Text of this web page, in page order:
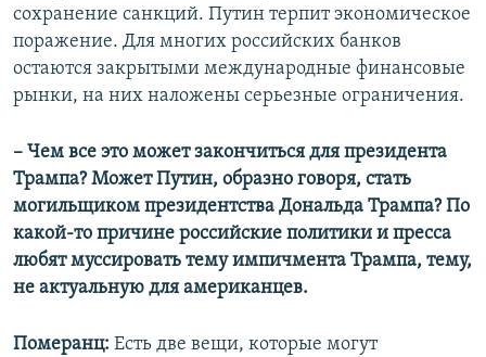
сохранение санкций. Путин терпит экономическое
поражение. Для многих российских банков
остаются закрытыми международные финансовые
рынки, на них наложены серьезные ограничения.
– Чем все это может закончиться для президента
Трампа? Может Путин, образно говоря, стать
могильщиком президентства Дональда Трампа? По
какой-то причине российские политики и пресса
любят муссировать тему импичмента Трампа, тему,
не актуальную для американцев.
Померанц: Есть две вещи, которые могут